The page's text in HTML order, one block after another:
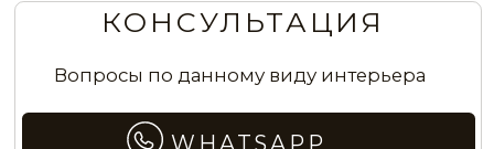
Стены в детской в оттенке зелёного яблока